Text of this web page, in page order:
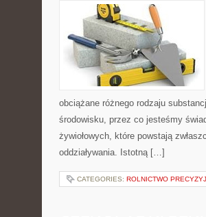
obciążane różnego rodzaju
środowisku, przez co jesteśmy
żywiołowych, które powstają
oddziaływania. Istotną […]
CATEGORIES: ROLNICTWO